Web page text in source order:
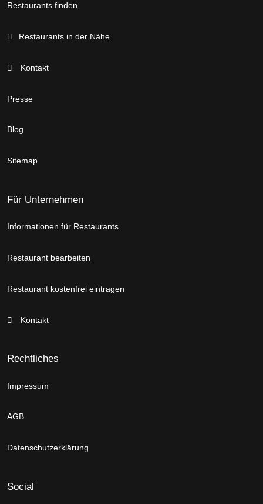
Restaurants finden
Restaurants in der Nähe
Kontakt
Presse
Blog
Sitemap
Für Unternehmen
Informationen für Restaurants
Restaurant bearbeiten
Restaurant kostenfrei eintragen
Kontakt
Rechtliches
Impressum
AGB
Datenschutzerklärung
Social